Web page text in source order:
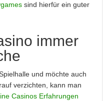
sind hierfür ein guter
immer
und möchte auch
verzichten, kann man
Casinos Erfahrungen